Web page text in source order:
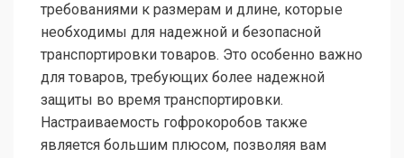
требованиями к размерам и длине, которые
необходимы для надежной и безопасной
транспортировки товаров. Это особенно важно
для товаров, требующих более надежной
защиты во время транспортировки.
Настраиваемость гофрокоробов также
является большим плюсом, позволяя вам